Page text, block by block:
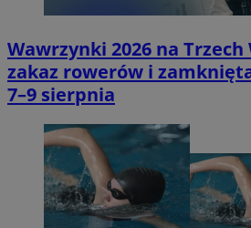
Wawrzynki 2026 na Trzech
zakaz rowerów i
7–9 sierpnia